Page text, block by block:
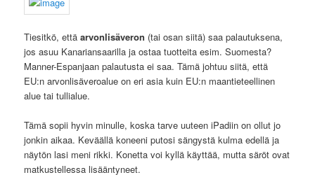
Tiesitkö, ettäarvonlisäveron (tai osan siitä) saa palautuksena,
jos asuu Kanariansaarilla ja ostaa tuotteita esim. Suomesta?
Manner-Espanjaan palautusta ei saa. Tämä johtuu siitä, että
EU:n arvonlisäveroalue on eri asia kuin EU:n maantieteellinen
alue tai tullialue.
Tämä sopii hyvin minulle, koska tarve uuteen iPadiin on ollut jo
jonkin aikaa. Keväällä koneeni putosi sängystä kulma edellä ja
näytön lasi meni rikki. Konetta voi kyllä käyttää, mutta säröt ovat
matkustellessa lisääntyneet.